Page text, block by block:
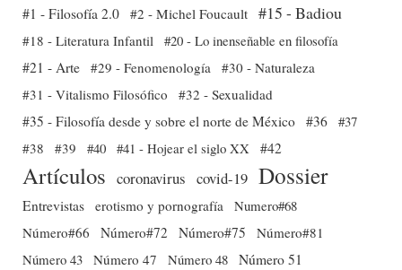
#1 - Filosofía 2.0 #2 - Michel Foucault #15 - Badiou
#18 - Literatura Infantil #20 - Lo inenseñable en filosofía
#21 - Arte #29 - Fenomenología
#30 - Naturaleza
#31 - Vitalismo Filosófico
#32 - Sexualidad
#35 - Filosofía desde y sobre el norte de México #36 #37
#38
#39 #40 #41 - Hojear el siglo XX #42
Artículos coronavirus covid-19 Dossier
Entrevistas erotismo y pornografía
Numero#68
Número#66
Número#72 Número#75
Número#81
Número 43 Número 47 Número 48 Número 51